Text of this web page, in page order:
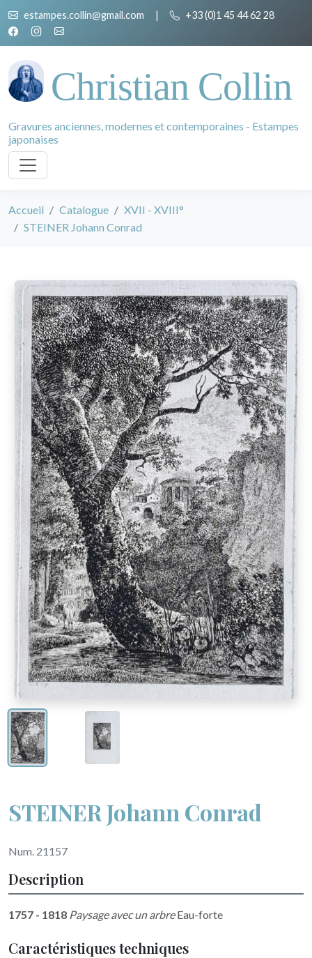
estampes.collin@gmail.com | +33 (0)1 45 44 62 28
Christian Collin
Gravures anciennes, modernes et contemporaines - Estampes
japonaises
Accueil Catalogue
XVII - XVIII°
STEINER Johann Conrad
STEINER Johann Conrad
Num. 21157
Description
1757 - 1818 Paysage avec un arbreEau-forte
Caractéristiques techniques